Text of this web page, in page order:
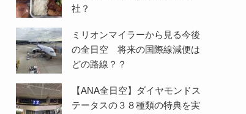
社？
ミリオンマイラーから見る今後
の全日空 将来の国際線減便は
どの路線？？
【ANA全日空】ダイヤモンドス
テータスの３８種類の特典を実